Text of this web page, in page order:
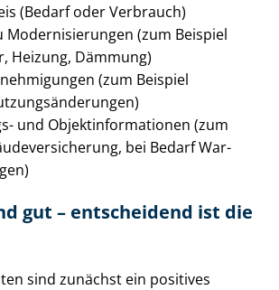
(Bedarf oder Verbrauch)
Mo­der­ni­sie­run­gen (zum Beispiel
Heizung, Dämmung)
(zum Beispiel
und Ob­jekt­in­for­ma­tio­nen (zum
bei Bedarf War­
gut – entscheidend ist die
sind zunächst ein positives